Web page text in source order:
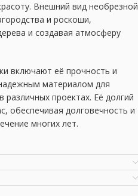
Внешний вид необрезной
и роскоши,
и создавая атмосферу
включают её прочность и
материалом для
различных проектах. Её долгий
обеспечивая долговечность и
многих лет.